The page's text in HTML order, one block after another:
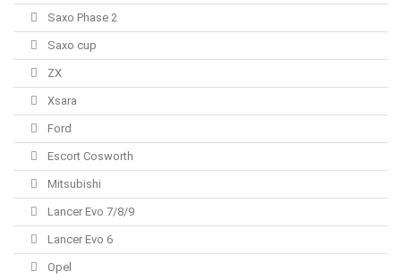
Saxo Phase 2
Saxo cup
ZX
Xsara
Ford
Escort Cosworth
Mitsubishi
Lancer Evo 7/8/9
Lancer Evo 6
Opel